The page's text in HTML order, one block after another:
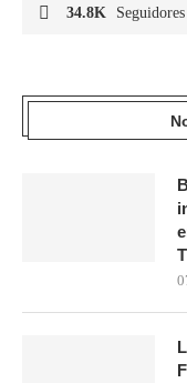
34.8K Seguidores